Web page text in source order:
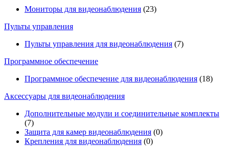
Мониторы для видеонаблюдения (23)
Пульты управления
Пульты управления для видеонаблюдения (7)
Программное обеспечение
Программное обеспечение для видеонаблюдения (18)
Аксессуары для видеонаблюдения
Дополнительные модули и соединительные комплекты
(7)
Защита для камер видеонаблюдения (0)
Крепления для видеонаблюдения (0)